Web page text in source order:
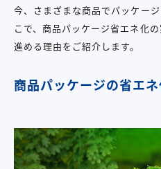
今、さまざまな商品でパッケー
こで、商品パッケージ省エネ化
進める理由をご紹介します。
商品パッケージの省エ